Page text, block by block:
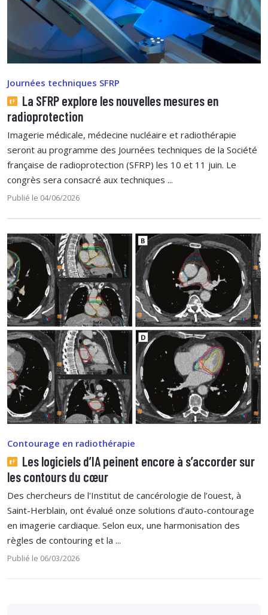
Journées techniques SFRP
La SFRP explore les nouvelles mesures en
radioprotection
Imagerie médicale, médecine nucléaire et radiothérapie
seront au programme des Journées techniques de la Société
française de radioprotection (SFRP) les 10 et 11 juin. Le
congrès sera consacré aux techniques ...
Publié le 04/06/2026
Contourage en radiothérapie
Les logiciels d’IA peinent encore à s’accorder sur
les contours du cœur
Des chercheurs de l'Institut de cancérologie de l’ouest, à
Saint-Herblain, ont évalué onze solutions d’auto-contourage
en imagerie cardiaque. Selon eux, une harmonisation des
règles de contouring et la ...
Publié le 06/03/2026